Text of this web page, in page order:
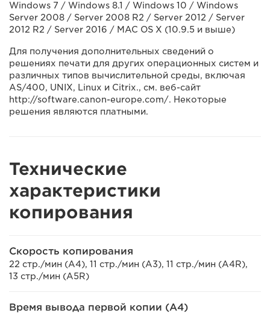
Windows 7 / Windows 8.1 / Windows 10 / Windows
Server 2008 / Server 2008 R2 / Server 2012 / Server
2012 R2 / Server 2016 / MAC OS X (10.9.5 и выше)
Для получения дополнительных сведений о
решениях печати для других операционных систем и
различных типов вычислительной среды, включая
AS/400, UNIX, Linux и Citrix., см. веб-сайт
http://software.canon-europe.com/. Некоторые
решения являются платными.
Технические
характеристики
копирования
Скорость копирования
22 стр./мин (A4), 11 стр./мин (A3), 11 стр./мин (A4R),
13 стр./мин (A5R)
Время вывода первой копии (A4)